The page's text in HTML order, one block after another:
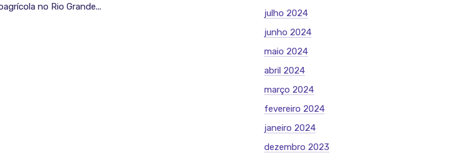
no Rio Grande...
julho 2024
junho 2024
maio 2024
abril 2024
março 2024
fevereiro 2024
janeiro 2024
dezembro 2023